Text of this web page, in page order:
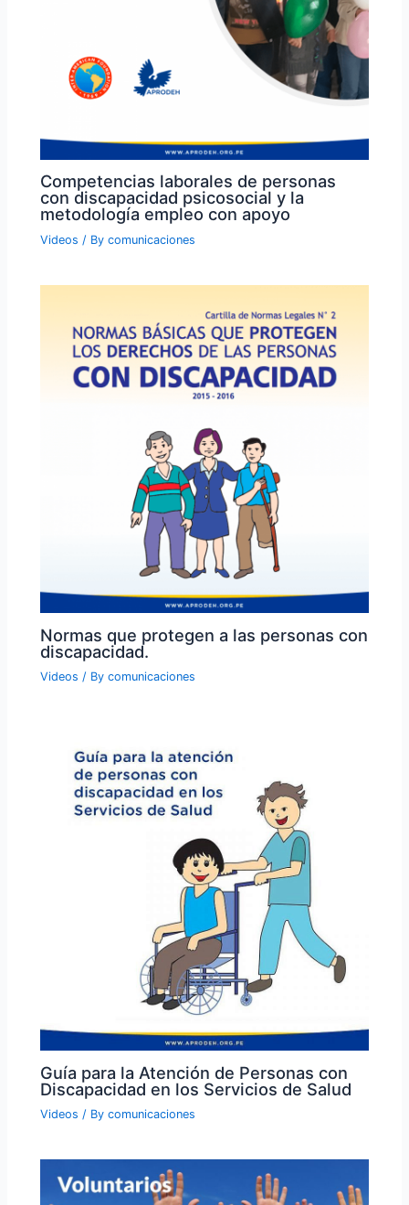
Competencias laborales de personas
con discapacidad psicosocial y la
metodología empleo con apoyo
Videos / Bycomunicaciones
Normas que protegen a las personas con
discapacidad.
Videos / Bycomunicaciones
Guía para la Atención de Personas con
Discapacidad en los Servicios de Salud
Videos / Bycomunicaciones